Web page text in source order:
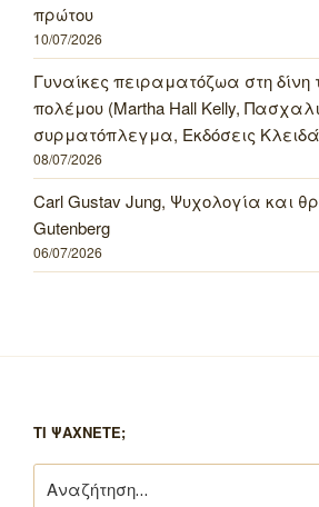
πρώτου
10/07/2026
Γυναίκες πειραματόζωα στη δίνη
πολέμου (Martha Hall Kelly,
συρματόπλεγμα, Εκδόσεις
08/07/2026
Carl Gustav Jung, Ψυχολογία και
Gutenberg
06/07/2026
ΤΙ ΨΑΧΝΕΤΕ;
για: